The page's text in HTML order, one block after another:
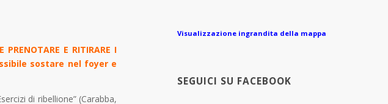
E RITIRARE I
sostare nel foyer e
di ribellione” (Carabba,
Visualizzazione ingrandita della mappa
SEGUICI SU FACEBOOK